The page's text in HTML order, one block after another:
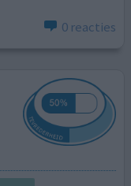
0 reacties